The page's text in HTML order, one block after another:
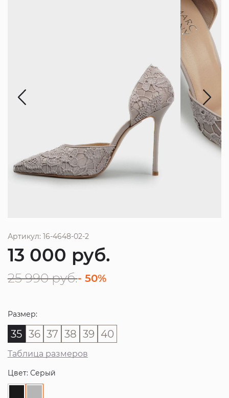
Артикул: 16-4648-02-2
13 000 руб.
25 990 руб.- 50%
Размер:
35 36 37 38 39 40
Таблица размеров
Цвет: Серый